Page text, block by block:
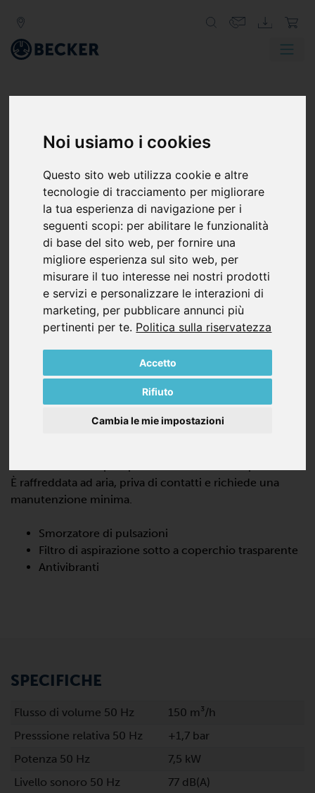
Noi usiamo i cookies
Questo sito web utilizza cookie e altre
tecnologie di tracciamento per migliorare
la tua esperienza di navigazione per i
seguenti scopi: per abilitare le funzionalità
di base del sito web, per fornire una
migliore esperienza sul sito web, per
misurare il tuo interesse nei nostri prodotti
e servizi e personalizzare le interazioni di
marketing, per pubblicare annunci più
pertinenti per te. Politica sulla riservatezza
Accetto
Rifiuto
Cambia le mie impostazioni
BCP 150
È raffreddata ad aria, priva di contatti e richiede una
manutenzione minima.
Smorzatore di pulsazioni
Filtro di aspirazione sotto a coperchio trasparente
Antivibranti
SPECIFICHE
Flusso di volume 50 Hz
150 m³/h
Presssione relativa 50 Hz
+1,7 bar
Potenza 50 Hz
7,5 kW
Livello sonoro 50 Hz
77 dB(A)